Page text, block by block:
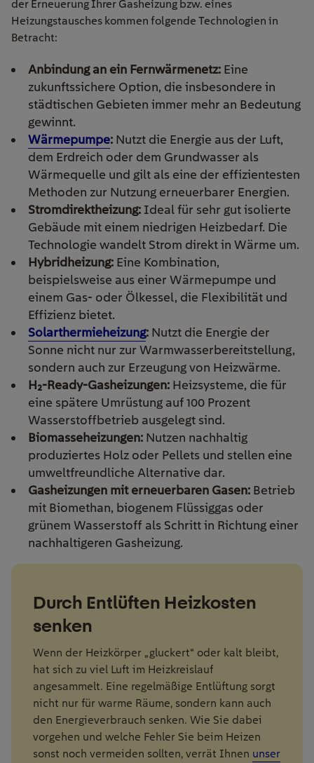
der Erneuerung Ihrer Gasheizung bzw. eines
Heizungstausches kommen folgende Technologien in
Betracht:
Anbindung an ein Fernwärmenetz: Eine
zukunftssichere Option, die insbesondere in
städtischen Gebieten immer mehr an Bedeutung
gewinnt.
Wärmepumpe: Nutzt die Energie aus der Luft,
dem Erdreich oder dem Grundwasser als
Wärmequelle und gilt als eine der effizientesten
Methoden zur Nutzung erneuerbarer Energien.
Stromdirektheizung: Ideal für sehr gut isolierte
Gebäude mit einem niedrigen Heizbedarf. Die
Technologie wandelt Strom direkt in Wärme um.
Hybridheizung: Eine Kombination,
beispielsweise aus einer Wärmepumpe und
einem Gas- oder Ölkessel, die Flexibilität und
Effizienz bietet.
Solarthermieheizung: Nutzt die Energie der
Sonne nicht nur zur Warmwasserbereitstellung,
sondern auch zur Erzeugung von Heizwärme.
H₂-Ready-Gasheizungen: Heizsysteme, die für
eine spätere Umrüstung auf 100 Prozent
Wasserstoffbetrieb ausgelegt sind.
Biomasseheizungen: Nutzen nachhaltig
produziertes Holz oder Pellets und stellen eine
umweltfreundliche Alternative dar.
Gasheizungen mit erneuerbaren Gasen: Betrieb
mit Biomethan, biogenem Flüssiggas oder
grünem Wasserstoff als Schritt in Richtung einer
nachhaltigeren Gasheizung.
Durch Entlüften Heizkosten
senken
Wenn der Heizkörper „gluckert“ oder kalt bleibt,
hat sich zu viel Luft im Heizkreislauf
angesammelt. Eine regelmäßige Entlüftung sorgt
nicht nur für warme Räume, sondern kann auch
den Energieverbrauch senken. Wie Sie dabei
vorgehen und welche Fehler Sie beim Heizen
sonst noch vermeiden sollten, verrät Ihnen unser